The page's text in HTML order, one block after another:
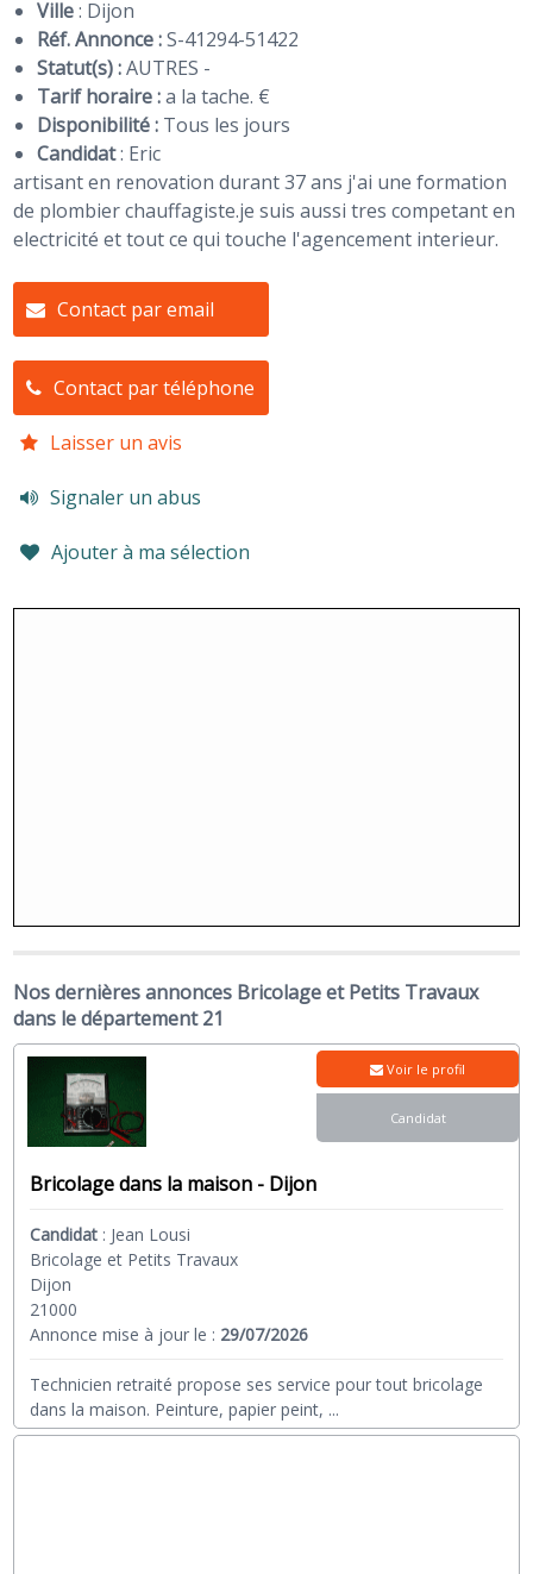
Ville: Dijon
Réf. Annonce :S-41294-51422
Statut(s) :AUTRES -
Tarif horaire :a la tache. €
Disponibilité : Tous les jours
Candidat: Eric
artisant en renovation durant 37 ans j'ai une formation
de plombier chauffagiste.je suis aussi tres competant en
electricité et tout ce qui touche l'agencement interieur.
Contact par email
Contact par téléphone
Laisser un avis
Signaler un abus
Ajouter à ma sélection
Nos dernières annonces Bricolage et Petits Travaux
dans le département 21
Bricolage dans la maison - Dijon
Candidat : Jean Lousi
Bricolage et Petits Travaux
Dijon
21000
Annonce mise à jour le : 29/07/2026
Technicien retraité propose ses service pour tout bricolage
dans la maison. Peinture, papier peint, ...
Voir le profil
Candidat